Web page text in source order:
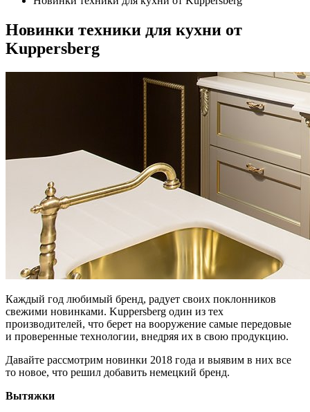
Новинки техники для кухни от
Kuppersberg
Каждый год любимый бренд, радует своих поклонников
свежими новинками. Kuppersberg один из тех
производителей, что берет на вооружение самые передовые
и проверенные технологии, внедряя их в свою продукцию.
Давайте рассмотрим новинки 2018 года и выявим в них все
то новое, что решил добавить немецкий бренд.
Вытяжки